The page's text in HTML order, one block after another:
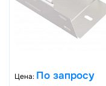
Цена: По запросу